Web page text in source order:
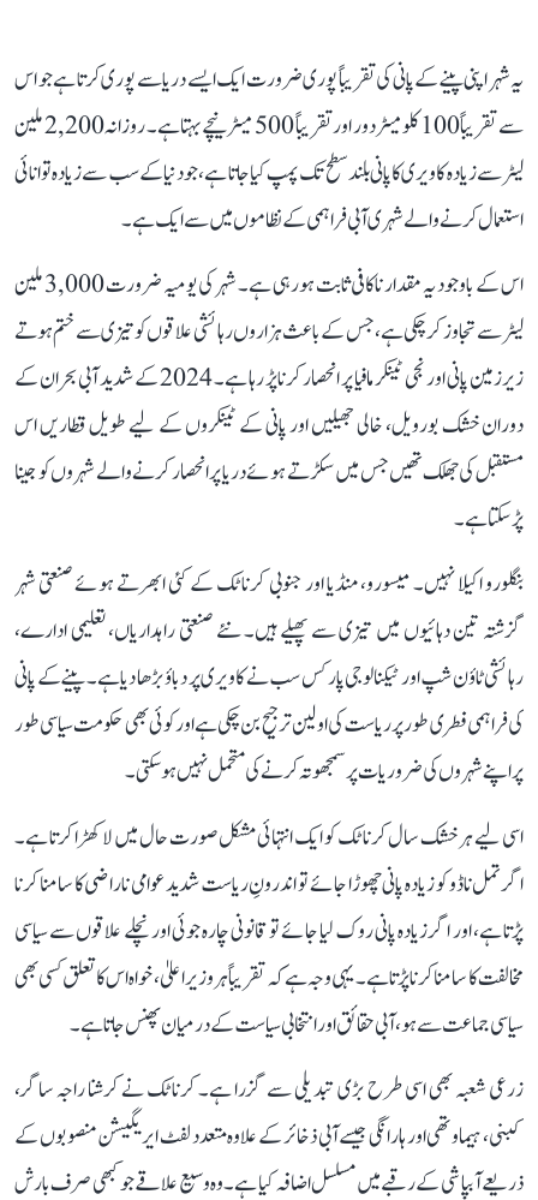
یہ شہر اپنی پینے کے پانی کی تقریباً پوری ضرورت ایک ایسے دریا سے پوری کرتا ہے جو اس
سے تقریباً 100 کلومیٹر دور اور تقریباً 500 میٹر نیچے بہتا ہے۔ روزانہ 2,200 ملین
لیٹر سے زیادہ کاویری کا پانی بلند سطح تک پمپ کیا جاتا ہے، جو دنیا کے سب سے زیادہ توانائی
استعمال کرنے والے شہری آبی فراہمی کے نظاموں میں سے ایک ہے۔
اس کے باوجود یہ مقدار ناکافی ثابت ہو رہی ہے۔ شہر کی یومیہ ضرورت 3,000 ملین
لیٹر سے تجاوز کر چکی ہے، جس کے باعث ہزاروں رہائشی علاقوں کو تیزی سے ختم ہوتے
زیرزمین پانی اور نجی ٹینکر مافیا پر انحصار کرنا پڑ رہا ہے۔ 2024 کے شدید آبی بحران کے
دوران خشک بورویل، خالی جھیلیں اور پانی کے ٹینکروں کے لیے طویل قطاریں اس
مستقبل کی جھلک تھیں جس میں سکڑتے ہوئے دریا پر انحصار کرنے والے شہروں کو جینا
پڑ سکتا ہے۔
بنگلورو اکیلا نہیں۔ میسورو، منڈیا اور جنوبی کرناٹک کے کئی ابھرتے ہوئے صنعتی شہر
گزشتہ تین دہائیوں میں تیزی سے پھیلے ہیں۔ نئے صنعتی راہداریاں، تعلیمی ادارے،
رہائشی ٹاؤن شپ اور ٹیکنالوجی پارکس سب نے کاویری پر دباؤ بڑھا دیا ہے۔ پینے کے پانی
کی فراہمی فطری طور پر ریاست کی اولین ترجیح بن چکی ہے اور کوئی بھی حکومت سیاسی طور
پر اپنے شہروں کی ضروریات پر سمجھوتہ کرنے کی متحمل نہیں ہو سکتی۔
اسی لیے ہر خشک سال کرناٹک کو ایک انتہائی مشکل صورت حال میں لا کھڑا کرتا ہے۔
اگر تمل ناڈو کو زیادہ پانی چھوڑا جائے تو اندرونِ ریاست شدید عوامی ناراضی کا سامنا کرنا
پڑتا ہے، اور اگر زیادہ پانی روک لیا جائے تو قانونی چارہ جوئی اور نچلے علاقوں سے سیاسی
مخالفت کا سامنا کرنا پڑتا ہے۔ یہی وجہ ہے کہ تقریباً ہر وزیر اعلیٰ، خواہ اس کا تعلق کسی بھی
سیاسی جماعت سے ہو، آبی حقائق اور انتخابی سیاست کے درمیان پھنس جاتا ہے۔
زرعی شعبہ بھی اسی طرح بڑی تبدیلی سے گزرا ہے۔ کرناٹک نے کرشنا راجہ ساگر،
کبنی، ہیماوتھی اور ہارانگی جیسے آبی ذخائر کے علاوہ متعدد لفٹ ایریگیشن منصوبوں کے
ذریعے آبپاشی کے رقبے میں مسلسل اضافہ کیا ہے۔ وہ وسیع علاقے جو کبھی صرف بارش